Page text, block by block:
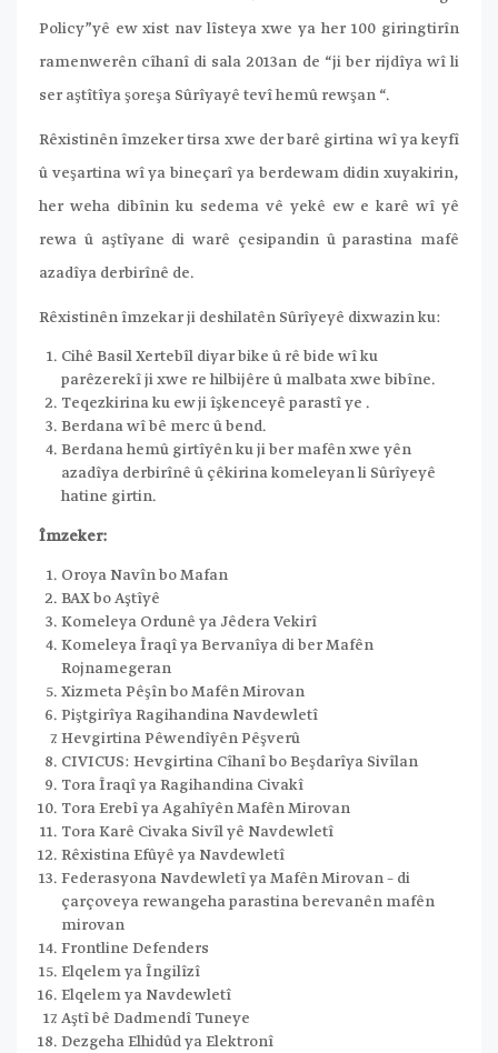
Policy”yê ew xist nav lîsteya xwe ya her 100 giringtirîn
ramenwerên cîhanî di sala 2013an de “ji ber rijdîya wî li
ser aştîtîya şoreşa Sûrîyayê tevî hemû rewşan “.
Rêxistinên îmzeker tirsa xwe der barê girtina wî ya keyfî
û veşartina wî ya bineçarî ya berdewam didin xuyakirin,
her weha dibînin ku sedema vê yekê ew e karê wî yê
rewa û aştîyane di warê çesipandin û parastina mafê
azadîya derbirînê de.
Rêxistinên îmzekar ji deshilatên Sûrîyeyê dixwazin ku:
Cihê Basil Xertebîl diyar bike û rê bide wî ku
parêzerekî ji xwe re hilbijêre û malbata xwe bibîne.
Teqezkirina ku ew ji îşkenceyê parastî ye .
Berdana wî bê merc û bend.
Berdana hemû girtîyên ku ji ber mafên xwe yên
azadîya derbirînê û çêkirina komeleyan li Sûrîyeyê
hatine girtin.
Îmzeker:
Oroya Navîn bo Mafan
BAX bo Aştîyê
Komeleya Ordunê ya Jêdera Vekirî
Komeleya Îraqî ya Bervanîya di ber Mafên
Rojnamegeran
Xizmeta Pêşîn bo Mafên Mirovan
Piştgirîya Ragihandina Navdewletî
Hevgirtina Pêwendîyên Pêşverû
CIVICUS: Hevgirtina Cîhanî bo Beşdarîya Sivîlan
Tora Îraqî ya Ragihandina Civakî
Tora Erebî ya Agahîyên Mafên Mirovan
Tora Karê Civaka Sivîl yê Navdewletî
Rêxistina Efûyê ya Navdewletî
Federasyona Navdewletî ya Mafên Mirovan – di
çarçoveya rewangeha parastina berevanên mafên
mirovan
Frontline Defenders
Elqelem ya Îngilîzî
Elqelem ya Navdewletî
Aştî bê Dadmendî Tuneye
Dezgeha Elhidûd ya Elektronî